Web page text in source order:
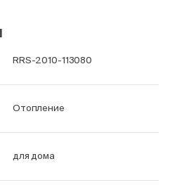
RRS-2010-113080
Отопление
для дома